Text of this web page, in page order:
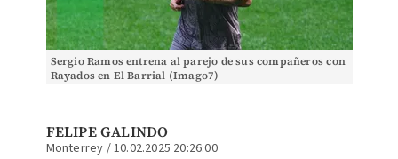
Sergio Ramos entrena al parejo de sus compañeros con
Rayados en El Barrial (Imago7)
FELIPE GALINDO
Monterrey /10.02.2025 20:26:00